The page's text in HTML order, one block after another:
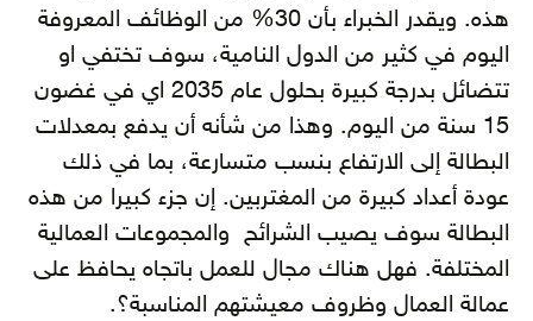
هذه. ويقدر الخبراء بأن 30% من الوظائف المعروفة
اليوم في كثير من الدول النامية، سوف تختفي او
تتضائل بدرجة كبيرة بحلول عام 2035 اي في غضون
15 سنة من اليوم. وهذا من شأنه أن يدفع بمعدلات
البطالة إلى الارتفاع بنسب متسارعة، بما في ذلك
عودة أعداد كبيرة من المغتربين. إن جزء كبيرا من هذه
البطالة سوف يصيب الشرائح والمجموعات العمالية
المختلفة. فهل هناك مجال للعمل باتجاه يحافظ على
عمالة العمال وظروف معيشتهم المناسبة؟.